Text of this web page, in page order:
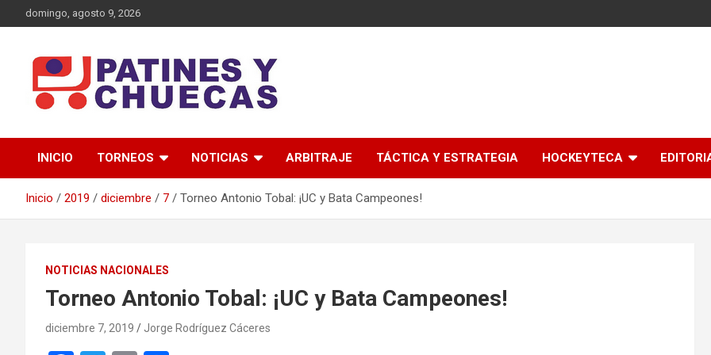
al
domingo, agosto 9, 2026
Patines y Chuecas
INICIO TORNEOS NOTICIAS ARBITRAJE TÁCTICA Y ESTRATEGIA HOCKEYTECA
Inicio 2019 diciembre 7 Torneo Antonio Tobal: ¡UC y Bata Campeones!
NOTICIAS NACIONALES
Torneo Antonio Tobal: ¡UC y Bata Campeones!
diciembre 7, 2019 Jorge Rodríguez Cáceres